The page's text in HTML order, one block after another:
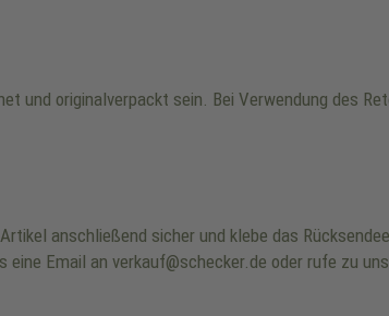
und originalverpackt sein. Bei Verwendung des
anschließend sicher und klebe das
Email an verkauf@schecker.de oder rufe zu